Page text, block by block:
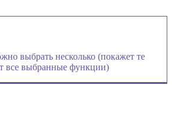
выбрать несколько (покажет те
все выбранные функции)